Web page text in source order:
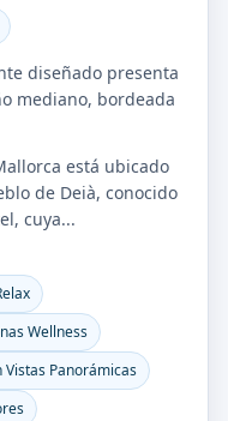
diseñado presenta
mediano, bordeada
está ubicado
de Deià, conocido
cuya...
Wellness
Vistas Panorámicas